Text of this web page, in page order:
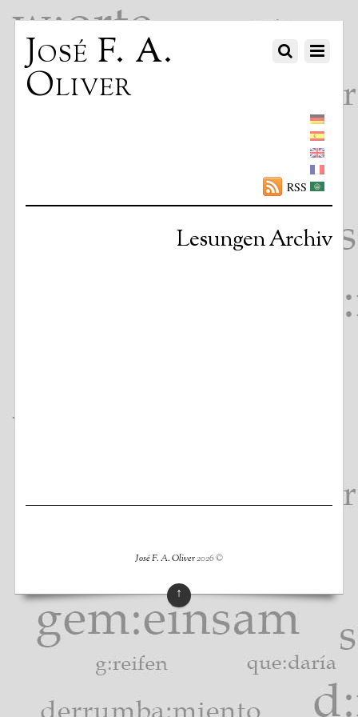
José F. A.
Oliver
RSS
Lesungen Archiv
©
José F. A. Oliver2026
↑